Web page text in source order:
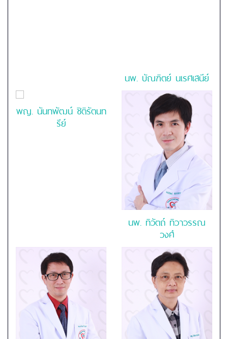
นพ. บัณฑิตย์ นเรศเสนีย์
พญ. นันทพัฒน์ ชิติรัตนท
รีย์
นพ. ทิวัตถ์ ทิวาวรรณ
วงศ์